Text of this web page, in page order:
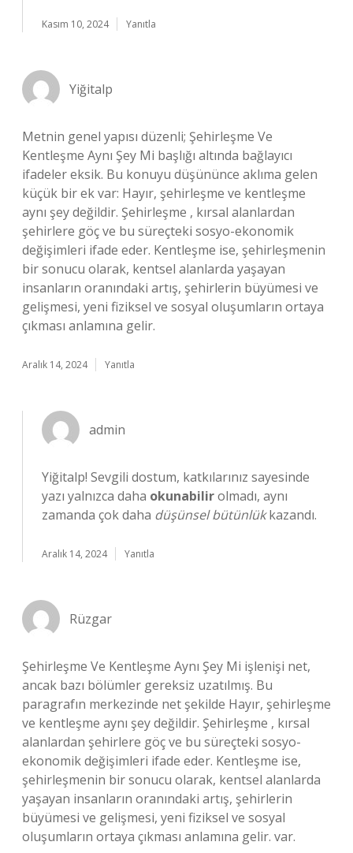
Kasım 10, 2024 Yanıtla
Yiğitalp
Metnin genel yapısı düzenli; Şehirleşme Ve
Kentleşme Aynı Şey Mi başlığı altında bağlayıcı
ifadeler eksik. Bu konuyu düşününce aklıma gelen
küçük bir ek var: Hayır, şehirleşme ve kentleşme
aynı şey değildir. Şehirleşme , kırsal alanlardan
şehirlere göç ve bu süreçteki sosyo-ekonomik
değişimleri ifade eder. Kentleşme ise, şehirleşmenin
bir sonucu olarak, kentsel alanlarda yaşayan
insanların oranındaki artış, şehirlerin büyümesi ve
gelişmesi, yeni fiziksel ve sosyal oluşumların ortaya
çıkması anlamına gelir.
Aralık 14, 2024 Yanıtla
admin
Yiğitalp! Sevgili dostum, katkılarınız sayesinde
yazı yalnızca daha okunabilirolmadı, aynı
zamanda çok daha düşünsel bütünlükkazandı.
Aralık 14, 2024 Yanıtla
Rüzgar
Şehirleşme Ve Kentleşme Aynı Şey Mi işlenişi net,
ancak bazı bölümler gereksiz uzatılmış. Bu
paragrafın merkezinde net şekilde Hayır, şehirleşme
ve kentleşme aynı şey değildir. Şehirleşme , kırsal
alanlardan şehirlere göç ve bu süreçteki sosyo-
ekonomik değişimleri ifade eder. Kentleşme ise,
şehirleşmenin bir sonucu olarak, kentsel alanlarda
yaşayan insanların oranındaki artış, şehirlerin
büyümesi ve gelişmesi, yeni fiziksel ve sosyal
oluşumların ortaya çıkması anlamına gelir. var.